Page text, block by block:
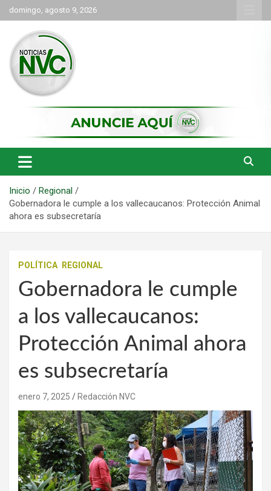
Saltar
al
contenido
domingo, agosto 9, 2026
NVC Noticias
Inicio
Regional
Gobernadora le cumple a los vallecaucanos: Protección Animal
ahora es subsecretaría
POLÍTICA REGIONAL
Gobernadora le cumple
a los vallecaucanos:
Protección Animal ahora
es subsecretaría
enero 7, 2025 Redacción NVC